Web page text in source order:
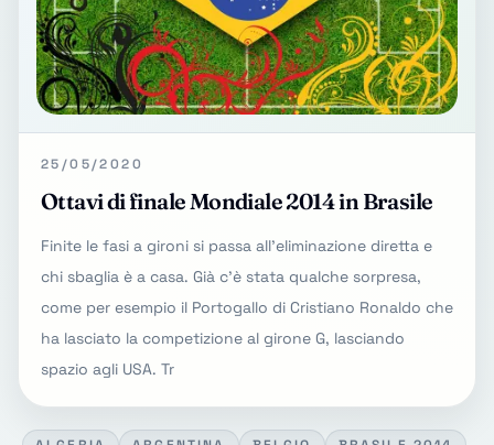
25/05/2020
Ottavi di finale Mondiale 2014 in Brasile
Finite le fasi a gironi si passa all'eliminazione diretta e
chi sbaglia è a casa. Già c'è stata qualche sorpresa,
come per esempio il Portogallo di Cristiano Ronaldo che
ha lasciato la competizione al girone G, lasciando
spazio agli USA. Tr